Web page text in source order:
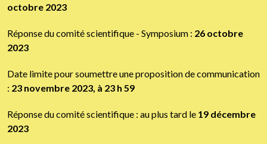
octobre 2023
Réponse du comité scientifique - Symposium : 26 octobre
2023
Date limite pour soumettre une proposition de communication
: 23 novembre 2023, à 23 h 59
Réponse du comité scientifique : au plus tard le 19 décembre
2023